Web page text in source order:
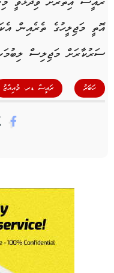
އޮތީ މަޖިލީހުގެ ތެރެއިން
ސަރުކާރަށް މަޖިލިސް
ހަބަރު ރައީސް ޑރ. މުއިއްޒު